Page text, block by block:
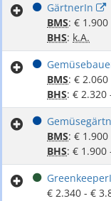
GärtnerIn
BMS: €
BHS: k.A.
BMS: €
BHS: € 2.320
BMS: €
BHS: € 1.900
€ 2.340 - €